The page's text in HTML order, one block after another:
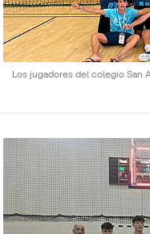
Los jugadores del colegio San